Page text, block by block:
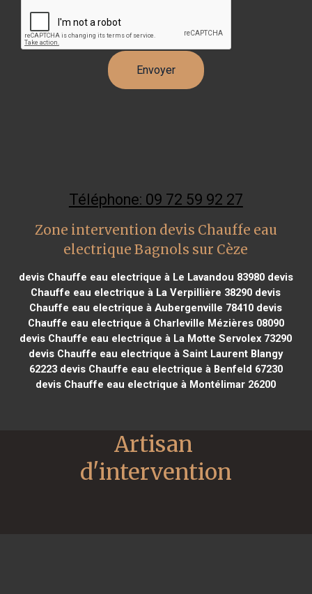
Téléphone: 09 72 59 92 27
Zone intervention devis Chauffe eau
electrique Bagnols sur Cèze
devis Chauffe eau electrique à Le Lavandou 83980devis
Chauffe eau electrique à La Verpillière 38290 devis
Chauffe eau electrique à Aubergenville 78410 devis
Chauffe eau electrique à Charleville Mézières 08090
devis Chauffe eau electrique à La Motte Servolex 73290
devis Chauffe eau electrique à Saint Laurent Blangy
62223devis Chauffe eau electrique à Benfeld 67230
devis Chauffe eau electrique à Montélimar 26200
Artisan
d'intervention